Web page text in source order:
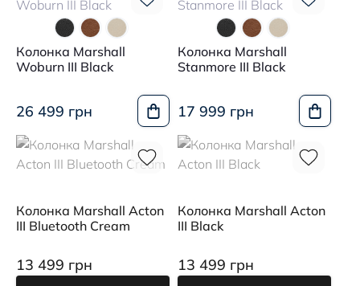
Колонка Marshall
Woburn III Black
26 499 грн
Колонка Marshall
Stanmore III Black
17 999 грн
Колонка Marshall Acton
III Bluetooth Cream
13 499 грн
Колонка Marshall Acton
III Black
13 499 грн